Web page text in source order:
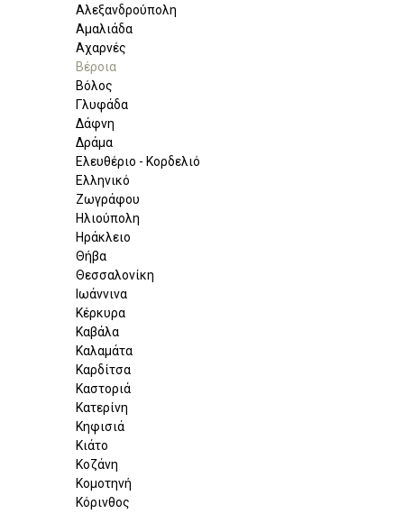
Αλεξανδρούπολη
Αμαλιάδα
Αχαρνές
Βέροια
Βόλος
Γλυφάδα
Δάφνη
Δράμα
Ελευθέριο - Κορδελιό
Ελληνικό
Ζωγράφου
Ηλιούπολη
Ηράκλειο
Θήβα
Θεσσαλονίκη
Ιωάννινα
Κέρκυρα
Καβάλα
Καλαμάτα
Καρδίτσα
Καστοριά
Κατερίνη
Κηφισιά
Κιάτο
Κοζάνη
Κομοτηνή
Κόρινθος